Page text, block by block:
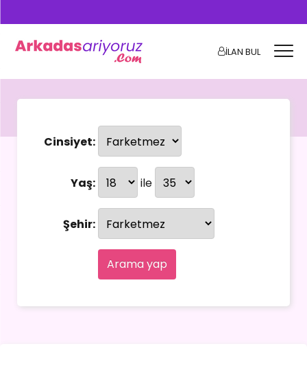
İLAN BUL
Cinsiyet:
Yaş: ile
Şehir:
Arama yap